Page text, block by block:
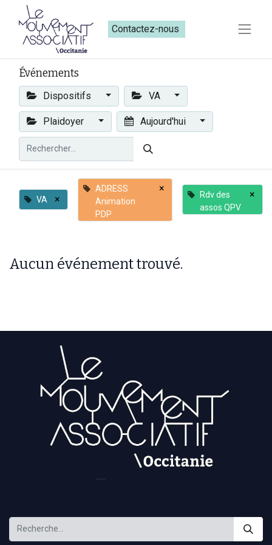
Contactez-nous​​
Événements
Dispositifs VA
Plaidoyer Aujourd'hui
VA ×
ADRESS
Animation
PDP
×
Rdv des
assos QPV
×
Aucun événement trouvé.